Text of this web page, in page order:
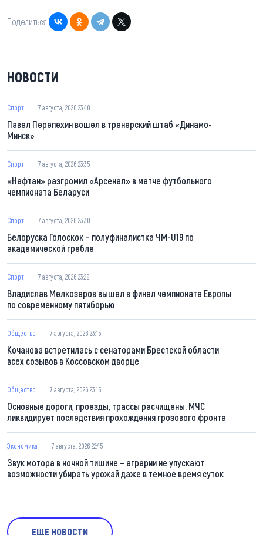
Поделиться:
НОВОСТИ
Спорт 7 августа, 2026 23:40
Павел Перепехин вошел в тренерский штаб «Динамо-
Минск»
Спорт 7 августа, 2026 23:35
«Нафтан» разгромил «Арсенал» в матче футбольного
чемпионата Беларуси
Спорт 7 августа, 2026 23:30
Белоруска Голоскок – полуфиналистка ЧМ-U19 по
академической гребле
Спорт 7 августа, 2026 23:28
Владислав Мелкозеров вышел в финал чемпионата Европы
по современному пятиборью
Общество 7 августа, 2026 23:15
Кочанова встретилась с сенаторами Брестской области
всех созывов в Коссовском дворце
Общество 7 августа, 2026 23:15
Основные дороги, проезды, трассы расчищены. МЧС
ликвидирует последствия прохождения грозового фронта
Экономика 7 августа, 2026 22:45
Звук мотора в ночной тишине – аграрии не упускают
возможности убирать урожай даже в темное время суток
ЕЩЕ НОВОСТИ